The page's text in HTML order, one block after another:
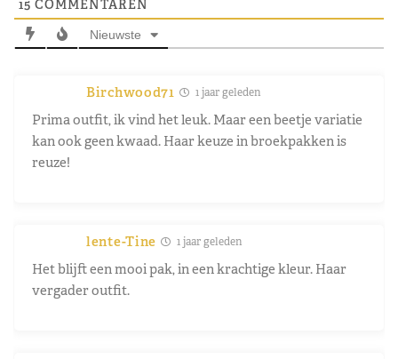
15 COMMENTAREN
Nieuwste
Birchwood71 1 jaar geleden
Prima outfit, ik vind het leuk. Maar een beetje variatie
kan ook geen kwaad. Haar keuze in broekpakken is
reuze!
lente-Tine 1 jaar geleden
Het blijft een mooi pak, in een krachtige kleur. Haar
vergader outfit.